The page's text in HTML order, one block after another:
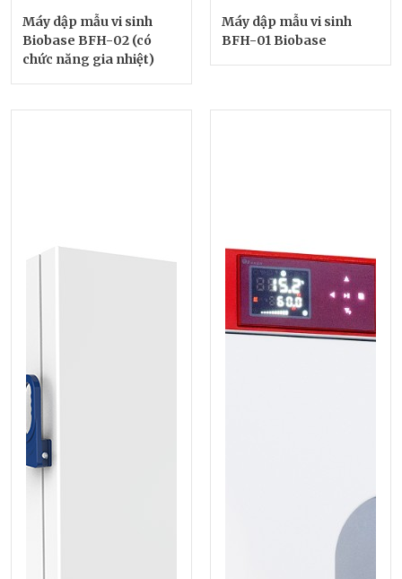
Máy dập mẫu vi sinh
Biobase BFH-02 (có
chức năng gia nhiệt)
Máy dập mẫu vi sinh
BFH-01 Biobase